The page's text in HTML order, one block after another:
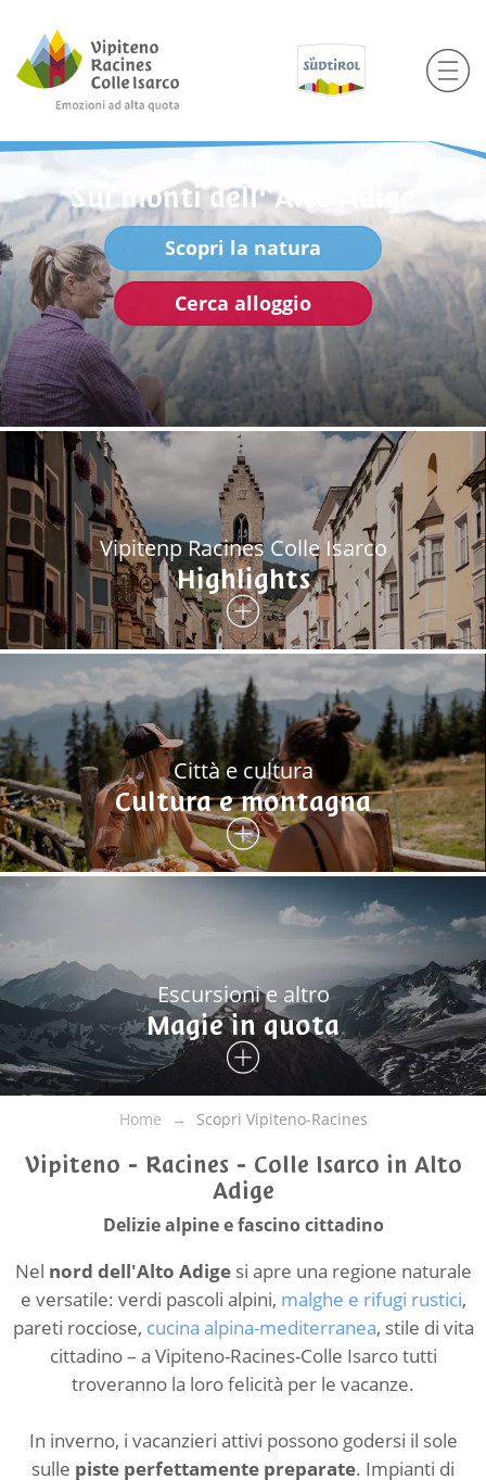
Sui monti dell' Alto Adige
Scopri la natura
Cerca alloggio
Vipitenp Racines Colle Isarco
Highlights
Città e cultura
Cultura e montagna
Escursioni e altro
Magie in quota
Home Scopri Vipiteno-Racines
Vipiteno - Racines - Colle Isarco in Alto
Adige
Delizie alpine e fascino cittadino
Nel nord dell'Alto Adigesi apre una regione naturale
e versatile: verdi pascoli alpini, malghe e rifugi rustici,
pareti rocciose, cucina alpina-mediterranea, stile di vita
cittadino – a Vipiteno-Racines-Colle Isarco tutti
troveranno la loro felicità per le vacanze.
In inverno, i vacanzieri attivi possono godersi il sole
sulle piste perfettamente preparate. Impianti di